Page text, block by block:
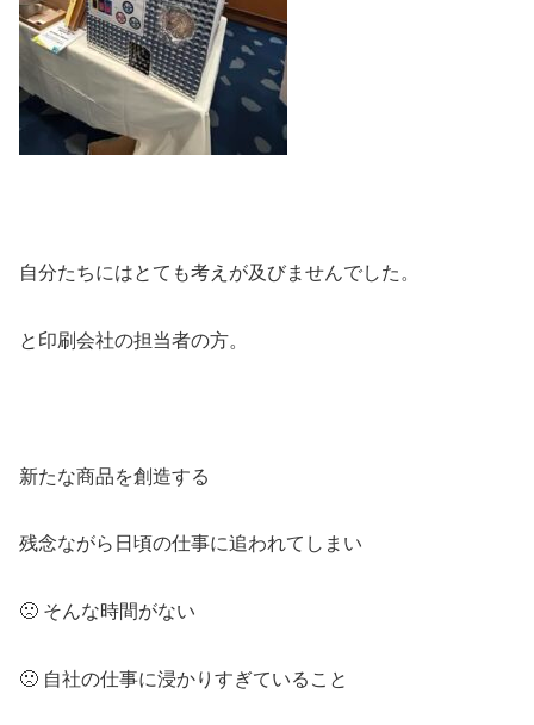
自分たちにはとても考えが及びませんでした。
と印刷会社の担当者の方。
新たな商品を創造する
残念ながら日頃の仕事に追われてしまい
🙁 そんな時間がない
🙁 自社の仕事に浸かりすぎていること